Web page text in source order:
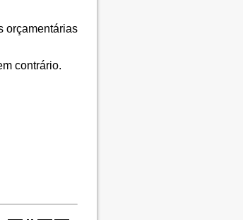
orçamentárias
contrário.